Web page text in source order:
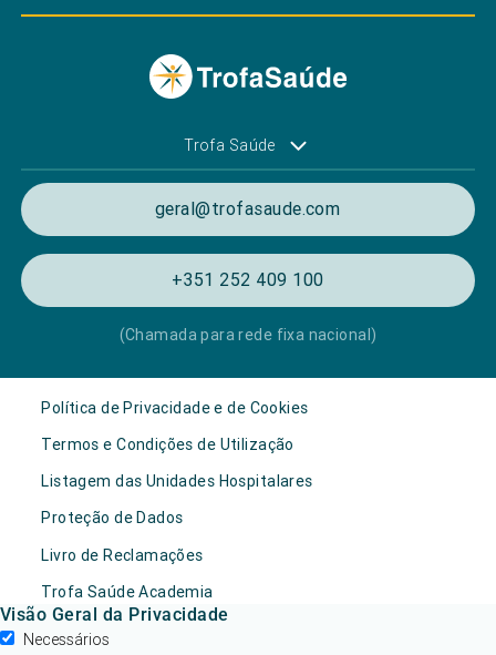
Trofa Saúde
geral@trofasaude.com
+351 252 409 100
(Chamada para rede fixa nacional)
Política de Privacidade e de Cookies
Termos e Condições de Utilização
Listagem das Unidades Hospitalares
Proteção de Dados
Livro de Reclamações
Trofa Saúde Academia
Visão Geral da Privacidade
Necessários